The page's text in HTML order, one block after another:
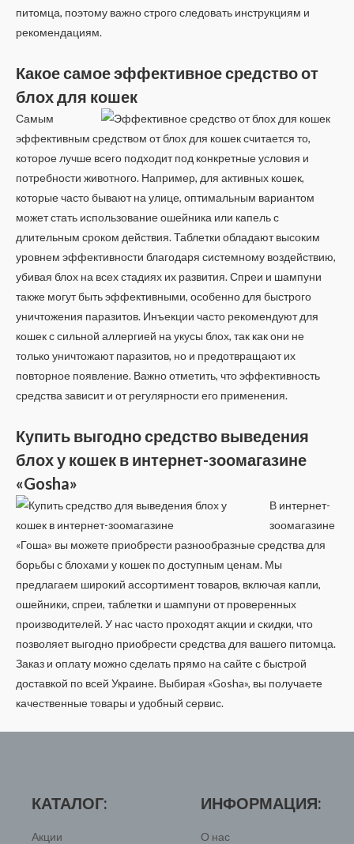
питомца, поэтому важно строго следовать инструкциям и
рекомендациям.
Какое самое эффективное средство от
блох для кошек
Самым
эффективным средством от блох для кошек считается то,
которое лучше всего подходит под конкретные условия и
потребности животного. Например, для активных кошек,
которые часто бывают на улице, оптимальным вариантом
может стать использование ошейника или капель с
длительным сроком действия. Таблетки обладают высоким
уровнем эффективности благодаря системному воздействию,
убивая блох на всех стадиях их развития. Спреи и шампуни
также могут быть эффективными, особенно для быстрого
уничтожения паразитов. Инъекции часто рекомендуют для
кошек с сильной аллергией на укусы блох, так как они не
только уничтожают паразитов, но и предотвращают их
повторное появление. Важно отметить, что эффективность
средства зависит и от регулярности его применения.
Купить выгодно средство выведения
блох у кошек в интернет-зоомагазине
«Gosha»
В интернет-
зоомагазине
«Гоша» вы можете приобрести разнообразные средства для
борьбы с блохами у кошек по доступным ценам. Мы
предлагаем широкий ассортимент товаров, включая капли,
ошейники, спреи, таблетки и шампуни от проверенных
производителей. У нас часто проходят акции и скидки, что
позволяет выгодно приобрести средства для вашего питомца.
Заказ и оплату можно сделать прямо на сайте с быстрой
доставкой по всей Украине. Выбирая «Gosha», вы получаете
качественные товары и удобный сервис.
КАТАЛОГ:
Акции
ИНФОРМАЦИЯ:
О нас